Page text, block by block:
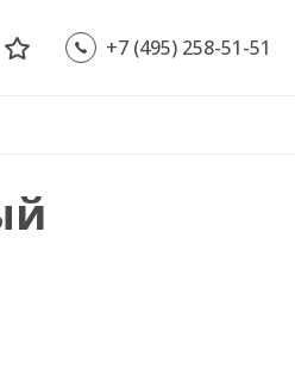
+7 (495) 258-51-51